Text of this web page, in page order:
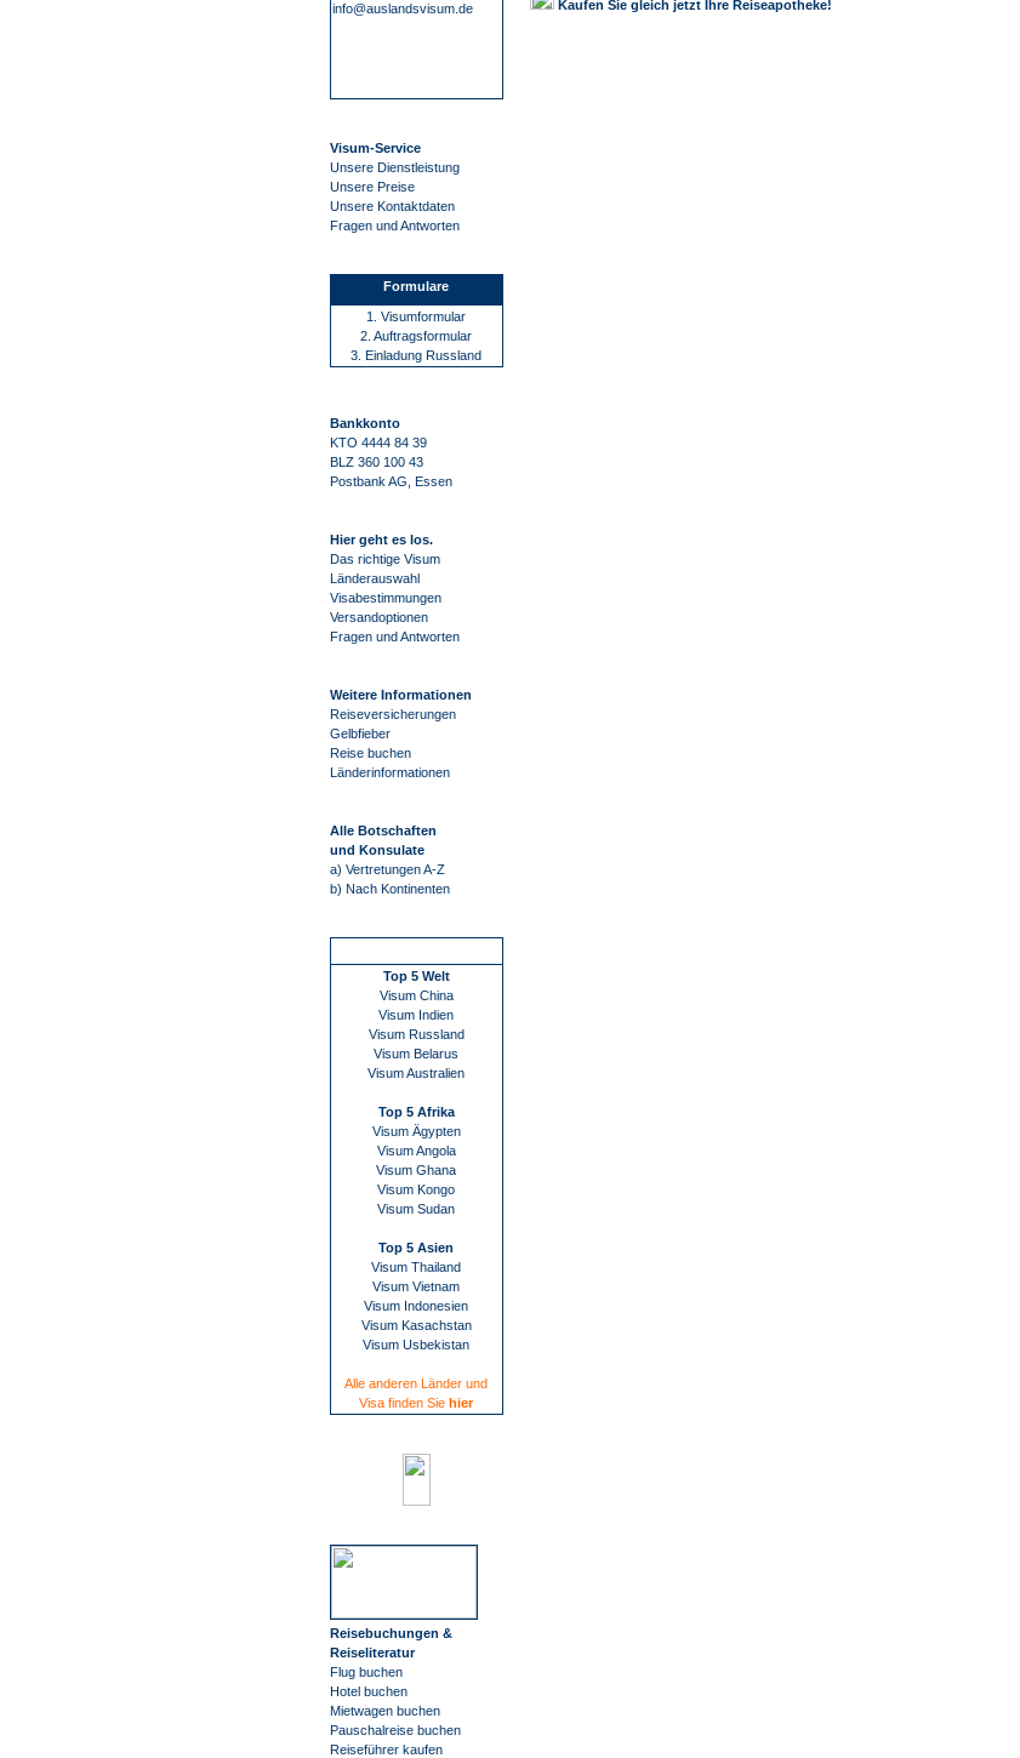
info@auslandsvisum.de
Visum-Service
Unsere Dienstleistung
Unsere Preise
Unsere Kontaktdaten
Fragen und Antworten
Formulare
1. Visumformular
2. Auftragsformular
3. Einladung Russland
Bankkonto
KTO 4444 84 39
BLZ 360 100 43
Postbank AG, Essen
Hier geht es los.
Das richtige Visum
Länderauswahl
Visabestimmungen
Versandoptionen
Fragen und Antworten
Weitere Informationen
Reiseversicherungen
Gelbfieber
Reise buchen
Länderinformationen
Alle Botschaften
und Konsulate
a) Vertretungen A-Z
b) Nach Kontinenten
Top 5 Welt
Visum China
Visum Indien
Visum Russland
Visum Belarus
Visum Australien
Top 5 Afrika
Visum Ägypten
Visum Angola
Visum Ghana
Visum Kongo
Visum Sudan
Top 5 Asien
Visum Thailand
Visum Vietnam
Visum Indonesien
Visum Kasachstan
Visum Usbekistan
Alle anderen Länder und
Visa finden Sie hier
Reisebuchungen &
Reiseliteratur
Flug buchen
Hotel buchen
Mietwagen buchen
Pauschalreise buchen
Reiseführer kaufen
Kaufen Sie gleich jetzt Ihre Reiseapotheke!